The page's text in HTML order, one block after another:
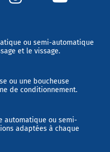
ou semi-automatique
et le vissage.
ou une boucheuse
de conditionnement.
automatique ou semi-
adaptées à chaque